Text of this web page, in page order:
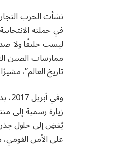
في حملته
ليست حليفًا ولا
تاريخ العالم”،
يُفضِ إلى حلول
على الأمن